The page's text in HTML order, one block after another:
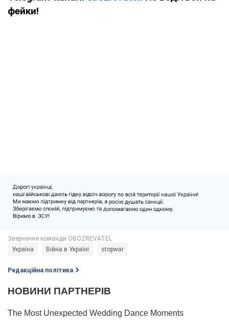
фейки!
Україна Війна в Україні stopwar
Редакційна політика